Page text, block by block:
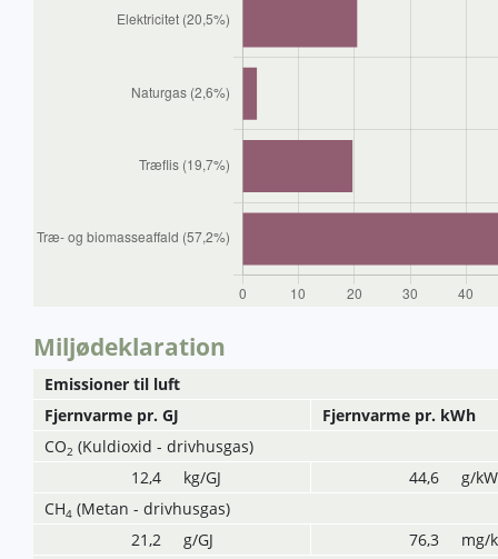
Miljødeklaration
Emissioner til luft
Fjernvarme pr. GJ
Fjernvarme pr. kWh
CO2 (Kuldioxid - drivhusgas)
12,4
kg/GJ 44,6
g/
CH4 (Metan - drivhusgas)
21,2
g/GJ 76,3
mg/